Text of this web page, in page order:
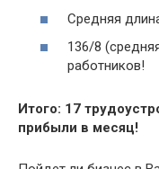
Средняя
136/8
работников!
Итого: 17
прибыли в месяц!